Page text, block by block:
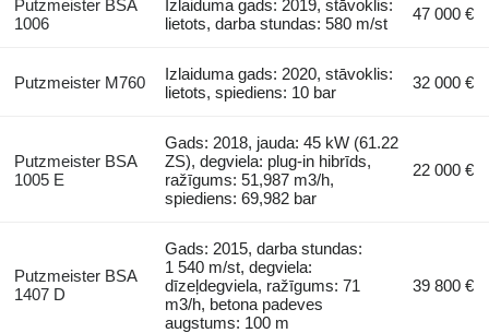
Putzmeister BSA
1006
Izlaiduma gads: 2019, stāvoklis:
lietots, darba stundas: 580 m/st
47 000 €
Putzmeister M760
Izlaiduma gads: 2020, stāvoklis:
lietots, spiediens: 10 bar
32 000 €
Putzmeister BSA
1005 E
Gads: 2018, jauda: 45 kW (61.22
ZS), degviela: plug-in hibrīds,
ražīgums: 51,987 m3/h,
spiediens: 69,982 bar
22 000 €
Putzmeister BSA
1407 D
Gads: 2015, darba stundas:
1 540 m/st, degviela:
dīzeļdegviela, ražīgums: 71
m3/h, betona padeves
augstums: 100 m
39 800 €